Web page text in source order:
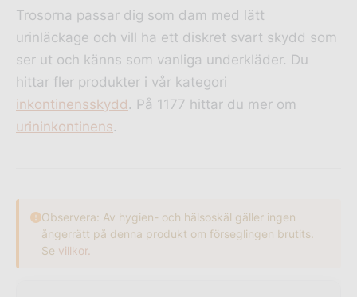
Trosorna passar dig som dam med lätt
urinläckage och vill ha ett diskret svart skydd som
ser ut och känns som vanliga underkläder. Du
hittar fler produkter i vår kategori
inkontinensskydd . På 1177 hittar du mer om
urininkontinens.
Observera: Av hygien- och hälsoskäl gäller ingen
ångerrätt på denna produkt om förseglingen brutits.
Se villkor.